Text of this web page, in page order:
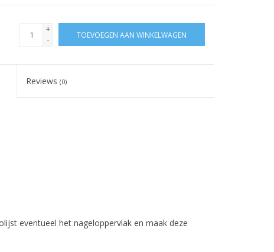
+
-
TOEVOEGEN AAN WINKELWAGEN
Reviews(0)
eventueel het nageloppervlak en maak deze